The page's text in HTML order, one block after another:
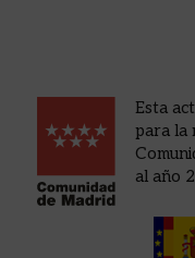
Esta
para la
al año